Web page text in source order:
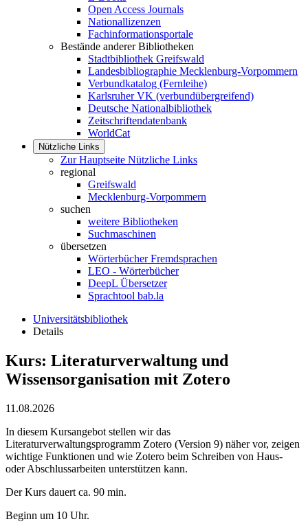
Open Access Journals
Nationallizenzen
Fachinformationsportale
Bestände anderer Bibliotheken
Stadtbibliothek Greifswald
Landesbibliographie Mecklenburg-Vorpommern
Verbundkatalog (Fernleihe)
Karlsruher VK (verbundübergreifend)
Deutsche Nationalbibliothek
Zeitschriftendatenbank
WorldCat
Nützliche Links
Zur Hauptseite Nützliche Links
regional
Greifswald
Mecklenburg-Vorpommern
suchen
weitere Bibliotheken
Suchmaschinen
übersetzen
Wörterbücher Fremdsprachen
LEO - Wörterbücher
DeepL Übersetzer
Sprachtool bab.la
Universitätsbibliothek
Details
Kurs: Literaturverwaltung und
Wissensorganisation mit Zotero
11.08.2026
In diesem Kursangebot stellen wir das
Literaturverwaltungsprogramm Zotero (Version 9) näher vor, zeigen
wichtige Funktionen und wie Zotero beim Schreiben von Haus-
oder Abschlussarbeiten unterstützen kann.
Der Kurs dauert ca. 90 min.
Beginn um 10 Uhr.